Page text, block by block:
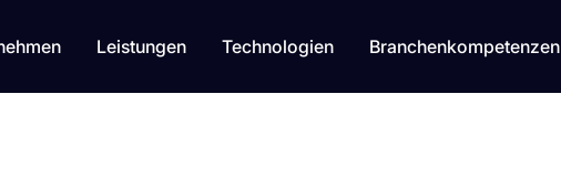
Leistungen Technologien Branchenkompetenzen